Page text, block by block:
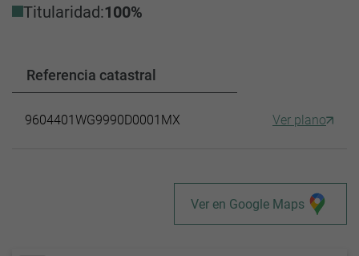
Titularidad:100%
Referencia catastral
9604401WG9990D0001MX Ver plano
Ver en Google Maps